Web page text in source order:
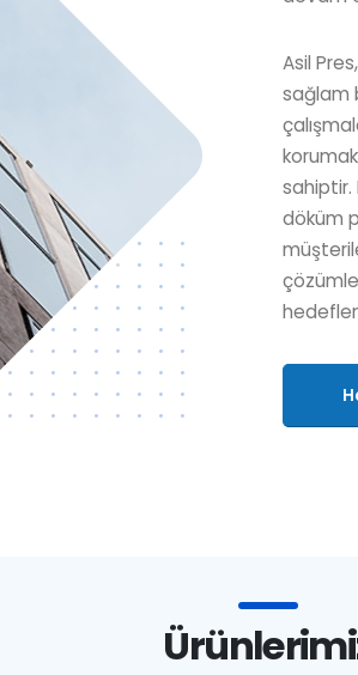
Asil
sağlam
sahiptir.
döküm